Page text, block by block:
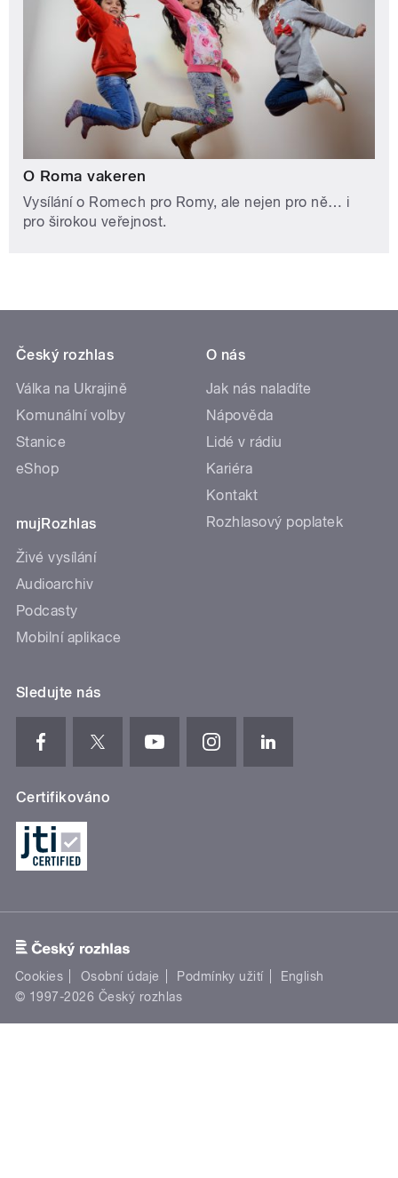
O Roma vakeren
Vysílání o Romech pro Romy, ale nejen pro ně… i
pro širokou veřejnost.
Český rozhlas
Válka na Ukrajině
Komunální volby
Stanice
eShop
mujRozhlas
Živé vysílání
Audioarchiv
Podcasty
Mobilní aplikace
O nás
Jak nás naladíte
Nápověda
Lidé v rádiu
Kariéra
Kontakt
Rozhlasový poplatek
Sledujte nás
Certifikováno
Cookies Osobní údaje Podmínky užití
English
© 1997-2026 Český rozhlas